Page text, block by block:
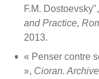
F.M. Dostoevsky",
and Practice,
2013.
« Penser contre
», Cioran.